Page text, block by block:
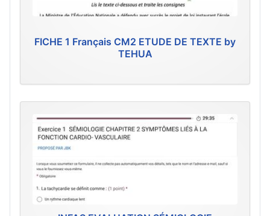
FICHE 1 Français CM2 ETUDE DE TEXTE by
TEHUA